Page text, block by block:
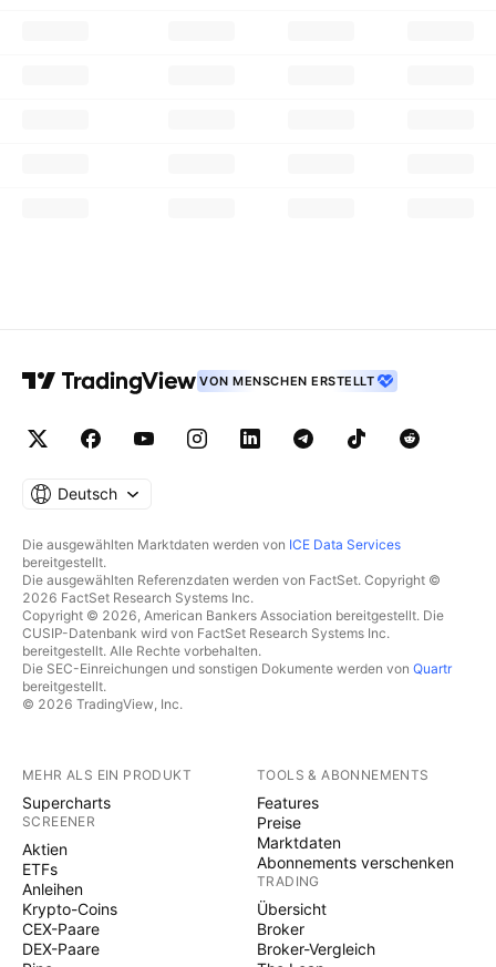
VON MENSCHEN ERSTELLT
Deutsch
Die ausgewählten Marktdaten werden von ICE Data Services
bereitgestellt.
Die ausgewählten Referenzdaten werden von FactSet. Copyright ©
2026 FactSet Research Systems Inc.
Copyright © 2026, American Bankers Association bereitgestellt. Die
CUSIP-Datenbank wird von FactSet Research Systems Inc.
bereitgestellt. Alle Rechte vorbehalten.
Die SEC-Einreichungen und sonstigen Dokumente werden von Quartr
bereitgestellt.
© 2026 TradingView, Inc.
MEHR ALS EIN PRODUKT
Supercharts
SCREENER
Aktien
ETFs
Anleihen
Krypto-Coins
CEX-Paare
DEX-Paare
TOOLS & ABONNEMENTS
Features
Preise
Marktdaten
Abonnements verschenken
TRADING
Übersicht
Broker
Broker-Vergleich